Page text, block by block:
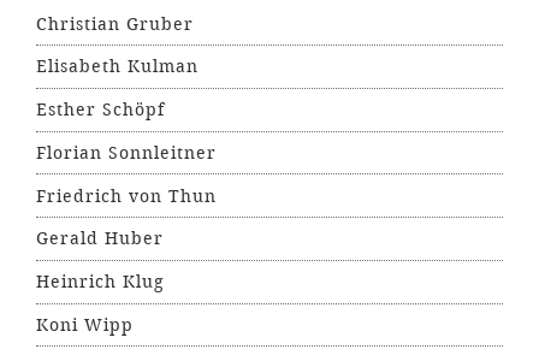
Christian Gruber
Elisabeth Kulman
Esther Schöpf
Florian Sonnleitner
Friedrich von Thun
Gerald Huber
Heinrich Klug
Koni Wipp